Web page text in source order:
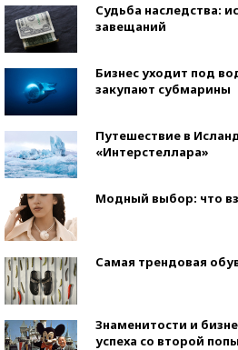
Судьба наследства:
завещаний
Бизнес уходит под
закупают субмарины
Путешествие в
«Интерстеллара»
Модный выбор: что
Самая трендовая
Знаменитости и
успеха со второй